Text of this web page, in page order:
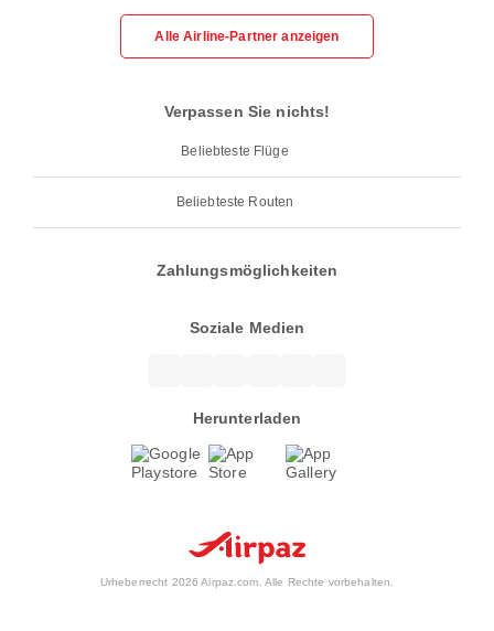
Alle Airline-Partner anzeigen
Verpassen Sie nichts!
Beliebteste Flüge
Beliebteste Routen
Zahlungsmöglichkeiten
Soziale Medien
Herunterladen
Urheberrecht 2026 Airpaz.com. Alle Rechte vorbehalten.